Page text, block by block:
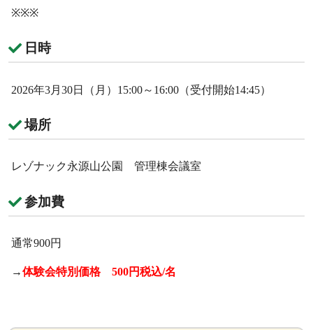
※※※
日時
2026年3月30日（月）15:00～16:00（受付開始14:45）
場所
レゾナック永源山公園 管理棟会議室
参加費
通常900円
→体験会特別価格 500円税込/名